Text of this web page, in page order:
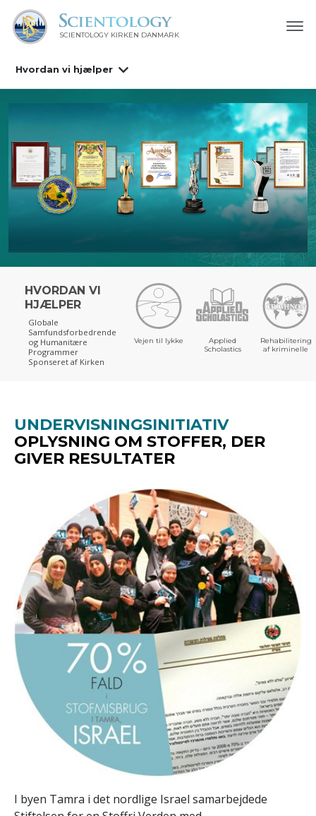
SCIENTOLOGY KIRKEN DANMARK
Hvordan vi hjælper
HVORDAN VI
HJÆLPER
Globale
Samfundsforbedrende
og Humanitære
Programmer
Sponseret af Kirken
Vejen til lykke
Applied
Scholastics
Rehabilitering
af kriminelle
UNDERVISNINGSINITIATIV
OPLYSNING OM STOFFER, DER
GIVER RESULTATER
I byen Tamra i det nordlige Israel samarbejdede